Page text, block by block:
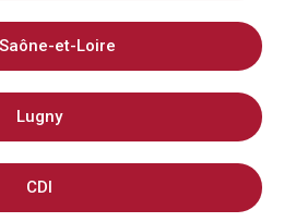
et-Loire
Lugny
CDI